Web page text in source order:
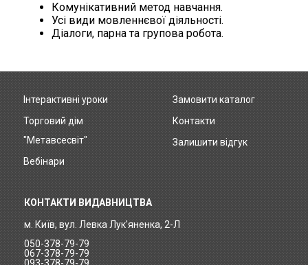
Комунікативний метод навчання.
Усі види мовленнєвої діяльності.
Діалоги, парна та групова робота.
КОНТАКТИ ВИДАВНИЦТВА
м. Київ, вул. Левка Лук'яненка, 2-Л
050-378-79-79
067-378-79-79
Footer
menu
Інтерактивні уроки
Торговий дім
"Метавсесвіт"
Вебінари
Замовити каталог
Контакти
Залишити відгук